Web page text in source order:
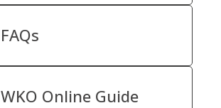
FAQs
WKO Online Guide